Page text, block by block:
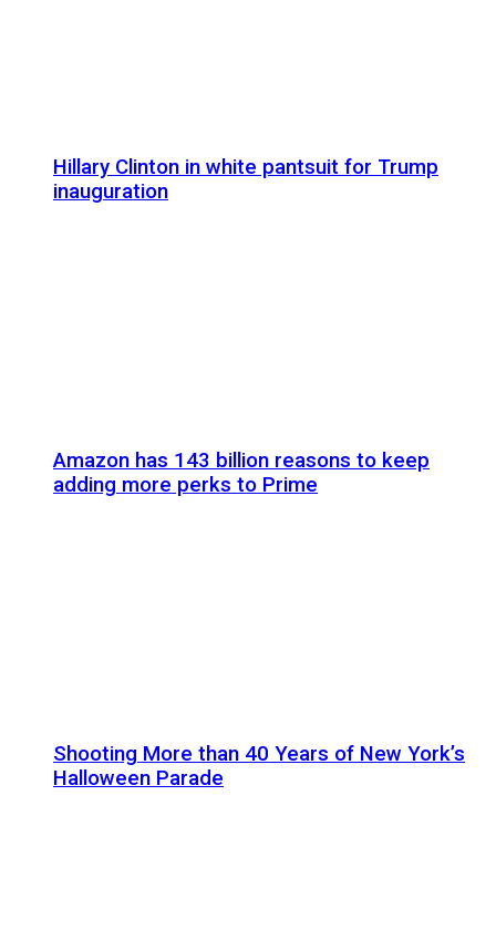
Hillary Clinton in white pantsuit for Trump
inauguration
Amazon has 143 billion reasons to keep
adding more perks to Prime
Shooting More than 40 Years of New York’s
Halloween Parade